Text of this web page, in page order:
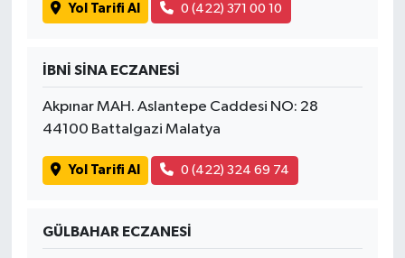
Yol Tarifi Al 0 (422) 371 00 10
İBNİ SİNA ECZANESİ
Akpınar MAH. Aslantepe Caddesi NO: 28
44100 Battalgazi Malatya
Yol Tarifi Al 0 (422) 324 69 74
GÜLBAHAR ECZANESİ